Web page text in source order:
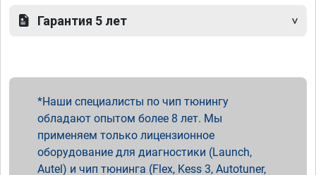
Гарантия 5 лет
Наши специалисты по чип тюнингу
обладают опытом более 8 лет. Мы
применяем только лицензионное
оборудование для диагностики (Launch,
Autel) и чип тюнинга (Flex, Kess 3, Autotuner,